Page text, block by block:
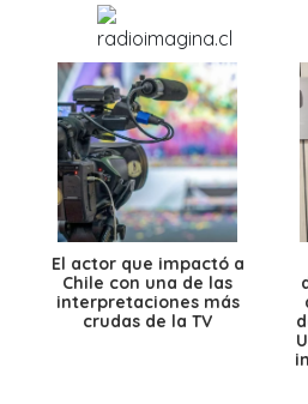
El actor que impactó a
Chile con una de las
interpretaciones más
crudas de la TV